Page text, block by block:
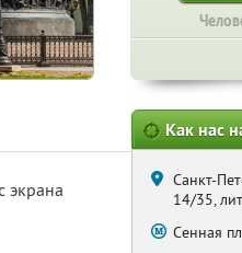
экрана
Как нас
Санкт-
14/35,
Сенная